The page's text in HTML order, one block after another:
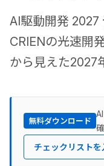
AI駆動開発 2027
CRIENの光速開
から見えた2027
無料ダウンロード
チェックリストを